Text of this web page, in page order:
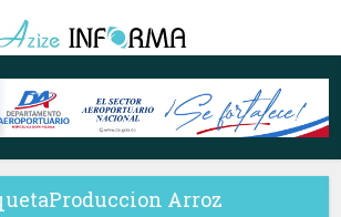
Arroz